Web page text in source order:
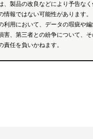
、製品の改良などにより予告な
情報ではない可能性があります。
利用において、データの瑕疵や
害、第三者との紛争について、
責任を負いかねます。